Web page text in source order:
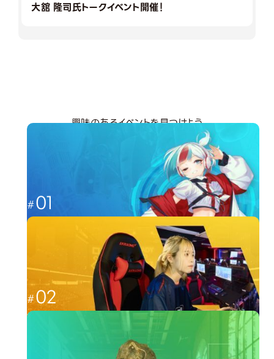
大舘 隆司氏トークイベント開催！
興味のあるイベントを見つけよう
分野から探す
01
これからのゲーム業界を担う人材へ
02
福岡から世界最強を目指す